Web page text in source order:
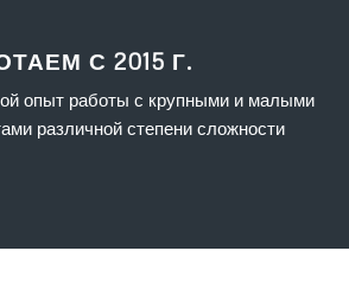
С 2015 Г.
опыт работы с крупными и малыми
различной степени сложности